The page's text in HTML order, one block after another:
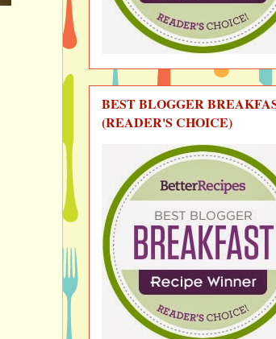
BEST BLOGGER
(READER'S CHOICE)